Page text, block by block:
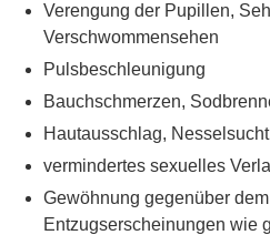
Verengung der Pupillen,
Verschwommensehen
Pulsbeschleunigung
Bauchschmerzen,
Hautausschlag, Nesselsucht
vermindertes sexuelles
Gewöhnung gegenüber
Entzugserscheinungen wie